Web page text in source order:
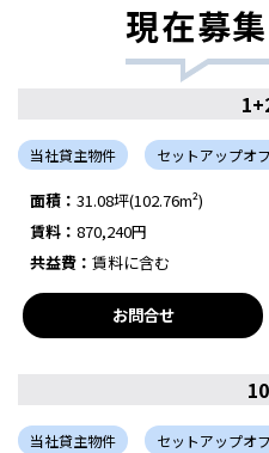
現在募
当社貸主物件 セットアップオ
面積： 31.08坪(102.76m²)
賃料： 870,240円
共益費： 賃料に含む
お問合せ
当社貸主物件 セットアップオ